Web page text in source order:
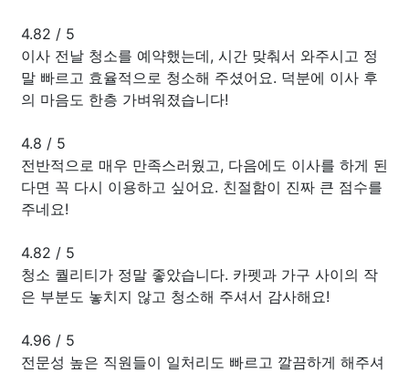
4.82 / 5
이사 전날 청소를 예약했는데, 시간 맞춰서 와주시고 정
말 빠르고 효율적으로 청소해 주셨어요. 덕분에 이사 후
의 마음도 한층 가벼워졌습니다!
4.8 / 5
전반적으로 매우 만족스러웠고, 다음에도 이사를 하게 된
다면 꼭 다시 이용하고 싶어요. 친절함이 진짜 큰 점수를
주네요!
4.82 / 5
청소 퀄리티가 정말 좋았습니다. 카펫과 가구 사이의 작
은 부분도 놓치지 않고 청소해 주셔서 감사해요!
4.96 / 5
전문성 높은 직원들이 일처리도 빠르고 깔끔하게 해주셔